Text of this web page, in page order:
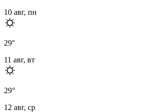
10 авг, пн
29°
11 авг, вт
29°
12 авг, ср